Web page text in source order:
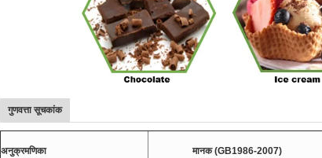
गुणवत्ता सूचकांक
अनुक्रमणिका मानक (GB1986-2007)